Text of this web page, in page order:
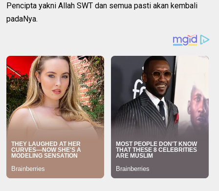
Pencipta yakni Allah SWT dan semua pasti akan kembali
padaNya.